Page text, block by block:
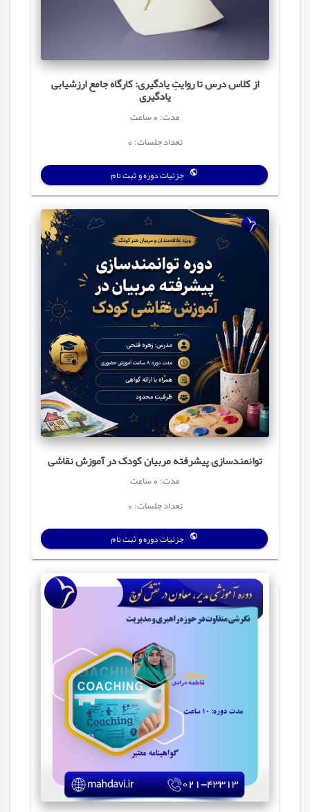
از کلاس درس تا روایتِ یادگیری: کارگاه جامع ارزشیابی
یادگیری
مدت: 0 ساعت
تعداد جلسات: 0
جزئیات دوره و ثبت نام
توانمندسازی پیشرفته مربیان کودک در آموزش نقاشی
مدت: 0 ساعت
تعداد جلسات: 0
جزئیات دوره و ثبت نام